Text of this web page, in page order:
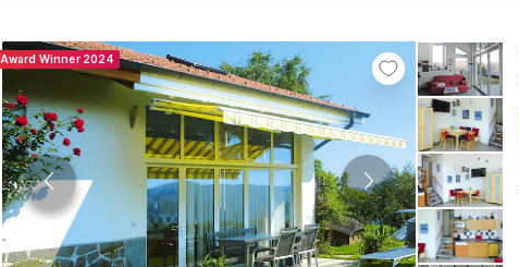
Award Winner 2024